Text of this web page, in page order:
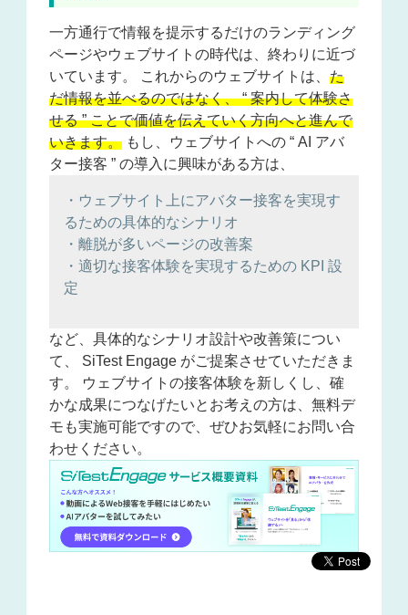
一方通行で情報を提示するだけのランディング
ページやウェブサイトの時代は、終わりに近づ
いています。 これからのウェブサイトは、た
だ情報を並べるのではなく、 “ 案内して体験さ
せる ” ことで価値を伝えていく方向へと進んで
いきます。 もし、ウェブサイトへの “ AI アバ
ター接客 ” の導入に興味がある方は、
・ウェブサイト上にアバター接客を実現す
るための具体的なシナリオ
・離脱が多いページの改善案
・適切な接客体験を実現するための KPI 設
定
など、具体的なシナリオ設計や改善策につい
て、 SiTest Engage がご提案させていただきま
す。 ウェブサイトの接客体験を新しくし、確
かな成果につなげたいとお考えの方は、無料デ
モも実施可能ですので、ぜひお気軽にお問い合
わせください。